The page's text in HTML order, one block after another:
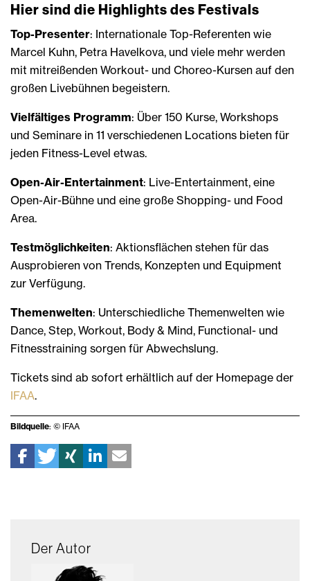
Hier sind die Highlights des Festivals
Top-Presenter: Internationale Top-Referenten wie
Marcel Kuhn, Petra Havelkova, und viele mehr werden
mit mitreißenden Workout- und Choreo-Kursen auf den
großen Livebühnen begeistern.
Vielfältiges Programm: Über 150 Kurse, Workshops
und Seminare in 11 verschiedenen Locations bieten für
jeden Fitness-Level etwas.
Open-Air-Entertainment: Live-Entertainment, eine
Open-Air-Bühne und eine große Shopping- und Food
Area.
Testmöglichkeiten: Aktionsflächen stehen für das
Ausprobieren von Trends, Konzepten und Equipment
zur Verfügung.
Themenwelten: Unterschiedliche Themenwelten wie
Dance, Step, Workout, Body & Mind, Functional- und
Fitnesstraining sorgen für Abwechslung.
Tickets sind ab sofort erhältlich auf der Homepage der
IFAA.
Bildquelle: © IFAA
Der Autor